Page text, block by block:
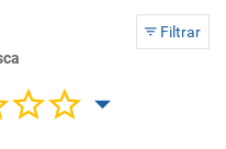
Filtrar